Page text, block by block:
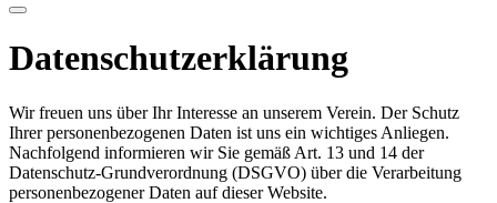
Datenschutzerklärung
Wir freuen uns über Ihr Interesse an unserem Verein. Der Schutz
Ihrer personenbezogenen Daten ist uns ein wichtiges Anliegen.
Nachfolgend informieren wir Sie gemäß Art. 13 und 14 der
Datenschutz-Grundverordnung (DSGVO) über die Verarbeitung
personenbezogener Daten auf dieser Website.